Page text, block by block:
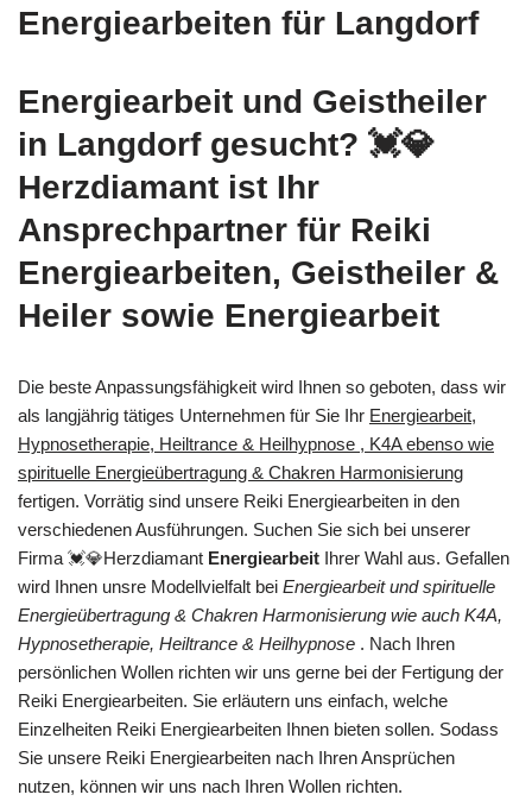
Energiearbeiten für Langdorf
Energiearbeit und Geistheiler
in Langdorf gesucht? 💓️💎
Herzdiamant ist Ihr
Ansprechpartner für Reiki
Energiearbeiten, Geistheiler &
Heiler sowie Energiearbeit
Die beste Anpassungsfähigkeit wird Ihnen so geboten, dass wir
als langjährig tätiges Unternehmen für Sie Ihr Energiearbeit,
Hypnosetherapie, Heiltrance & Heilhypnose , K4A ebenso wie
spirituelle Energieübertragung & Chakren Harmonisierung
fertigen. Vorrätig sind unsere Reiki Energiearbeiten in den
verschiedenen Ausführungen. Suchen Sie sich bei unserer
Firma 💓️💎Herzdiamant Energiearbeit Ihrer Wahl aus. Gefallen
wird Ihnen unsre Modellvielfalt bei Energiearbeit und spirituelle
Energieübertragung & Chakren Harmonisierung wie auch K4A,
Hypnosetherapie, Heiltrance & Heilhypnose . Nach Ihren
persönlichen Wollen richten wir uns gerne bei der Fertigung der
Reiki Energiearbeiten. Sie erläutern uns einfach, welche
Einzelheiten Reiki Energiearbeiten Ihnen bieten sollen. Sodass
Sie unsere Reiki Energiearbeiten nach Ihren Ansprüchen
nutzen, können wir uns nach Ihren Wollen richten.